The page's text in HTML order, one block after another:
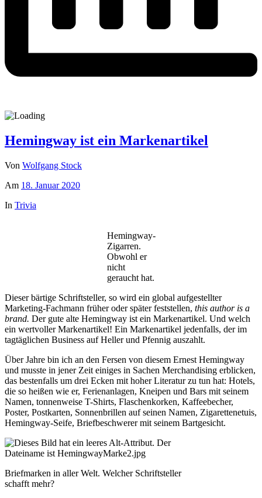
Hemingway ist ein Markenartikel
Von Wolfgang Stock
Am 18. Januar 2020
In Trivia
Hemingway-
Zigarren.
Obwohl er
nicht
geraucht hat.
Dieser bärtige Schriftsteller, so wird ein global aufgestellter
Marketing-Fachmann früher oder später feststellen, this author is a
brand. Der gute alte Hemingway ist ein Markenartikel. Und welch
ein wertvoller Markenartikel! Ein Markenartikel jedenfalls, der im
tagtäglichen Business auf Heller und Pfennig auszahlt.
Über Jahre bin ich an den Fersen von diesem Ernest Hemingway
und musste in jener Zeit einiges in Sachen Merchandising erblicken,
das bestenfalls um drei Ecken mit hoher Literatur zu tun hat: Hotels,
die so heißen wie er, Ferienanlagen, Kneipen und Bars mit seinem
Namen, tonnenweise T-Shirts, Flaschenkorken, Kaffeebecher,
Poster, Postkarten, Sonnenbrillen auf seinen Namen, Zigarettenetuis,
Hemingway-Seife, Briefbeschwerer mit seinem Bartgesicht.
Briefmarken in aller Welt. Welcher Schriftsteller
schafft mehr?